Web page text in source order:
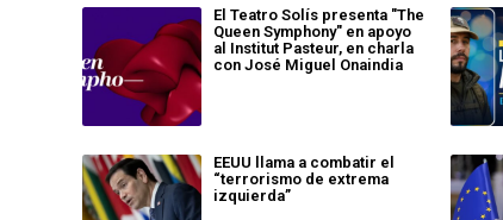
El Teatro Solís presenta "The
Queen Symphony" en apoyo
al Institut Pasteur, en charla
con José Miguel Onaindia
EEUU llama a combatir el
“terrorismo de extrema
izquierda”